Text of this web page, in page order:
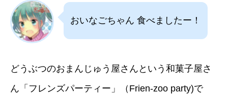
おいなごちゃん 食べましたー！
どうぶつのおまんじゅう屋さんという和菓子屋さ
ん「フレンズパーティー」（Frien-zoo party)で